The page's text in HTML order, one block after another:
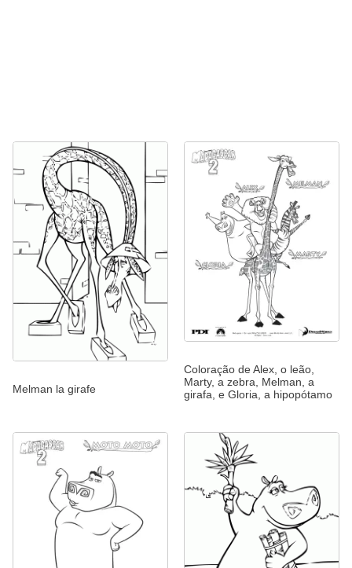
Melman la girafe
Coloração de Alex, o leão,
Marty, a zebra, Melman, a
girafa, e Gloria, a hipopótamo